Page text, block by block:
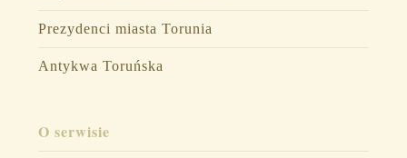
Prezydenci miasta Torunia
Antykwa Toruńska
O serwisie